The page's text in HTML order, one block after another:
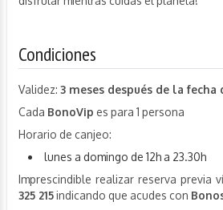
Condiciones
Validez:3 meses después de la fecha
Cada BonoVip es para 1 persona
Horario de canjeo:
lunes a domingo de 12h a 23.30h
Imprescindible realizar reserva previa
325 215indicando que acudes con